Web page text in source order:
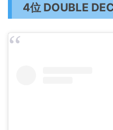
4位 DOUBLE